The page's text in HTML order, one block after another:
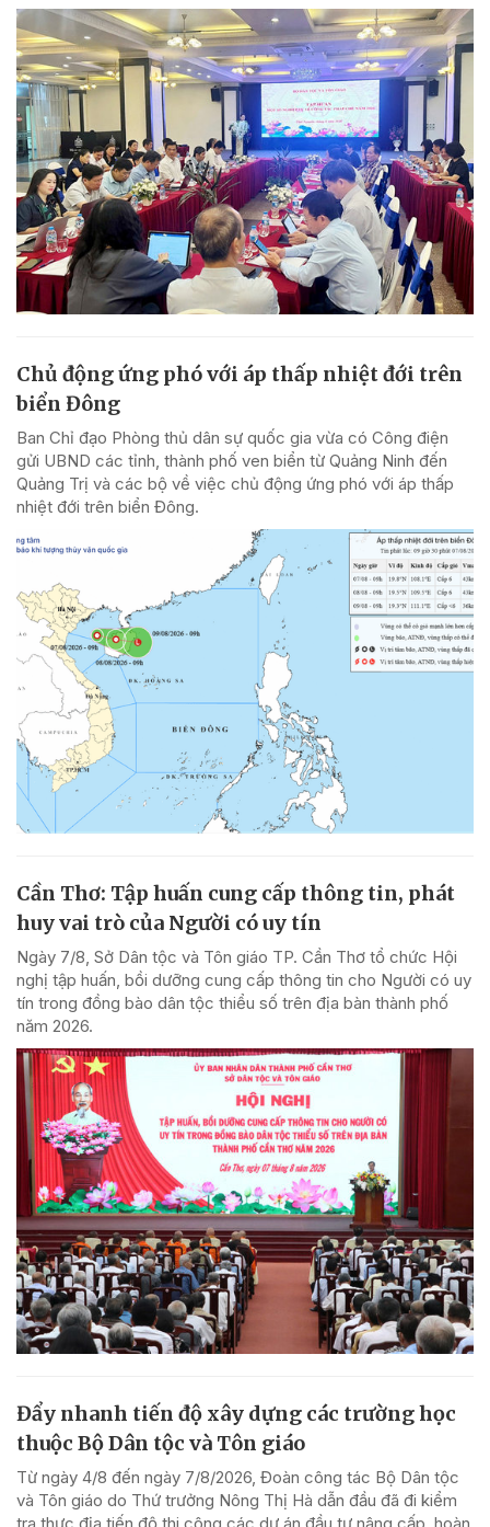
Chủ động ứng phó với áp thấp nhiệt đới trên
biển Đông
Ban Chỉ đạo Phòng thủ dân sự quốc gia vừa có Công điện
gửi UBND các tỉnh, thành phố ven biển từ Quảng Ninh đến
Quảng Trị và các bộ về việc chủ động ứng phó với áp thấp
nhiệt đới trên biển Đông.
Cần Thơ: Tập huấn cung cấp thông tin, phát
huy vai trò của Người có uy tín
Ngày 7/8, Sở Dân tộc và Tôn giáo TP. Cần Thơ tổ chức Hội
nghị tập huấn, bồi dưỡng cung cấp thông tin cho Người có uy
tín trong đồng bào dân tộc thiểu số trên địa bàn thành phố
năm 2026.
Đẩy nhanh tiến độ xây dựng các trường học
thuộc Bộ Dân tộc và Tôn giáo
Từ ngày 4/8 đến ngày 7/8/2026, Đoàn công tác Bộ Dân tộc
và Tôn giáo do Thứ trưởng Nông Thị Hà dẫn đầu đã đi kiểm